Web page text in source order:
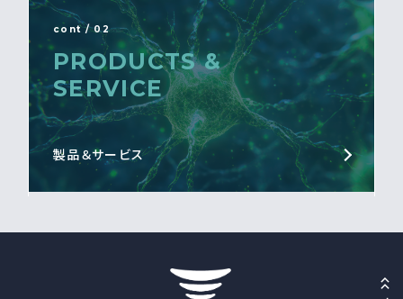
cont / 02
PRODUCTS &
SERVICE
製品＆サービス